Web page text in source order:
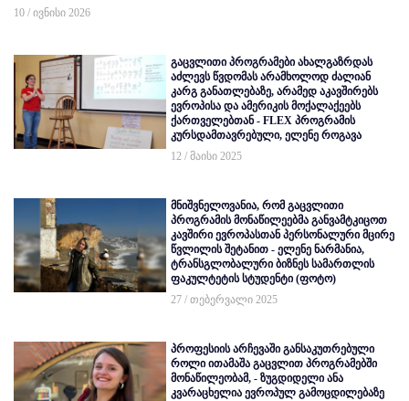
10 / ივნისი 2026
გაცვლითი პროგრამები ახალგაზრდას
აძლევს წვდომას არამხოლოდ ძალიან
კარგ განათლებაზე, არამედ აკავშირებს
ევროპისა და ამერიკის მოქალაქეებს
ქართველებთან - FLEX პროგრამის
კურსდამთავრებული, ელენე როგავა
12 / მაისი 2025
მნიშვნელოვანია, რომ გაცვლითი
პროგრამის მონაწილეებმა განვამტკიცოთ
კავშირი ევროპასთან პერსონალური მცირე
წვლილის შეტანით - ელენე ნარმანია,
ტრანსგლობალური ბიზნეს სამართლის
ფაკულტეტის სტუდენტი (ფოტო)
27 / თებერვალი 2025
პროფესიის არჩევაში განსაკუთრებული
როლი ითამაშა გაცვლით პროგრამებში
მონაწილეობამ, - ზუგდიდელი ანა
კვარაცხელია ევროპულ გამოცდილებაზე